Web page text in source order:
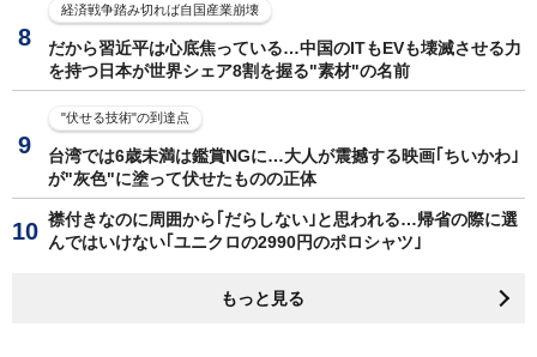
経済戦争踏み切れば自国産業崩壊
だから習近平は心底焦っている…中国のITもEVも壊滅させる力
を持つ日本が世界シェア8割を握る"素材"の名前
"伏せる技術"の到達点
台湾では6歳未満は鑑賞NGに…大人が震撼する映画｢ちいかわ｣
が"灰色"に塗って伏せたものの正体
襟付きなのに周囲から｢だらしない｣と思われる…帰省の際に選
んではいけない｢ユニクロの2990円のポロシャツ｣
もっと見る